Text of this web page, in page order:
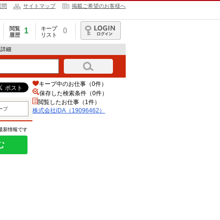
問 サイトマップ 掲載ご希望のお客様へ
閲覧
履歴
1
キープ
リスト
0
ログイン
細
プ
新情報です
キープ中のお仕事（0件）
保存した検索条件（0件）
閲覧したお仕事（1件）
株式会社iDA（19096462）